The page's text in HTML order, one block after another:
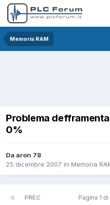
Memoria RAM
Problema
0%
Da aron 78
25 dicembre 2007 in Memoria
PREC Pagina 1 di